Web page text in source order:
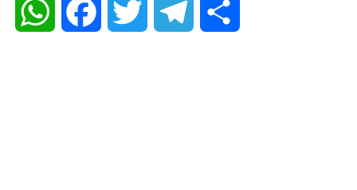
WhatsApp Facebook Twitter Telegram